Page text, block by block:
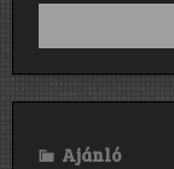
Ajánló